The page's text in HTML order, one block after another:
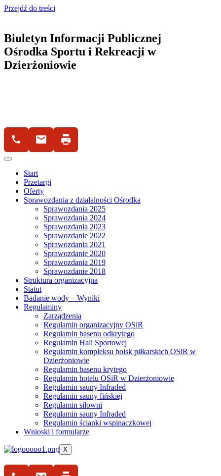
Przejdź do treści
Biuletyn Informacji Publicznej
Ośrodka Sportu i Rekreacji w
Dzierżoniowie
Start
Przetargi
Oferty
Sprawozdania z działalności Ośrodka
Sprawozdania 2025
Sprawozdania 2024
Sprawozdania 2023
Sprawozdanie 2022
Sprawozdania 2021
Sprawozdanie 2020
Sprawozdania 2019
Sprawozdanie 2018
Struktura organizacyjna
Statut
Badanie wody – Wyniki
Regulaminy
Zarządzenia
Regulamin organizacyjny OSiR
Regulamin basenu odkrytego
Regulamin Hali Sportowej
Regulamin kompleksu boisk piłkarskich OSiR w
Dzierżoniowie
Regulamin basenu krytego
Regulamin hotelu OSiR w Dzierżoniowie
Regulamin sauny Infraded
Regulamin sauny fińskiej
Regulamin siłowni
Regulamin sauny Infraded
Regulamin ścianki wspinaczkowej
Wnioski i formularze
X